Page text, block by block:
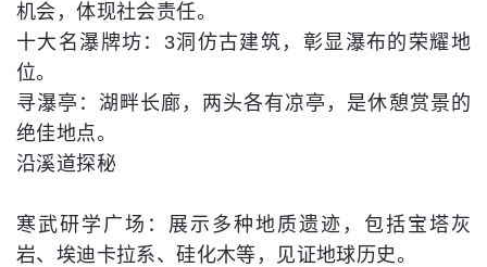
机会，体现社会责任。
十大名瀑牌坊：3洞仿古建筑，彰显瀑布的荣耀地
位。
寻瀑亭：湖畔长廊，两头各有凉亭，是休憩赏景的
绝佳地点。
沿溪道探秘
寒武研学广场：展示多种地质遗迹，包括宝塔灰
岩、埃迪卡拉系、硅化木等，见证地球历史。